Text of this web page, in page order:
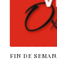
FIN DE